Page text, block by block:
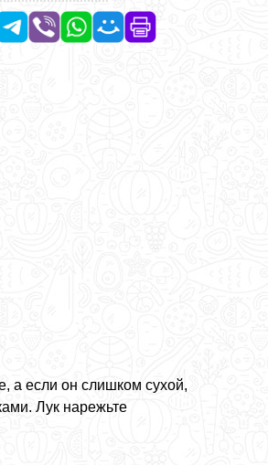
а если он слишком сухой,
Лук нарежьте